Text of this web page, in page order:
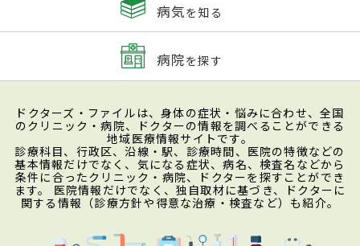
病気を知る
病院を探す
ドクターズ・ファイルは、身体の症状・悩みに合わせ、全国
のクリニック・病院、ドクターの情報を調べることができる
地域医療情報サイトです。
診療科目、行政区、沿線・駅、診療時間、医院の特徴などの
基本情報だけでなく、気になる症状、病名、検査名などから
条件に合ったクリニック・病院、ドクターを探すことができ
ます。 医院情報だけでなく、独自取材に基づき、ドクターに
関する情報（診療方針や得意な治療・検査など）も紹介。